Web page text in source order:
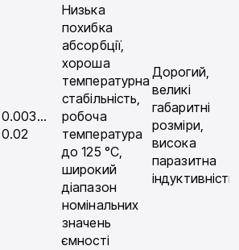
0.003…
0.02
Низька
похибка
абсорбції,
хороша
температурна
стабільність,
робоча
температура
до 125 °С,
широкий
діапазон
номінальних
значень
ємності
Дорогий,
великі
габаритні
розміри,
висока
паразитна
індуктивність